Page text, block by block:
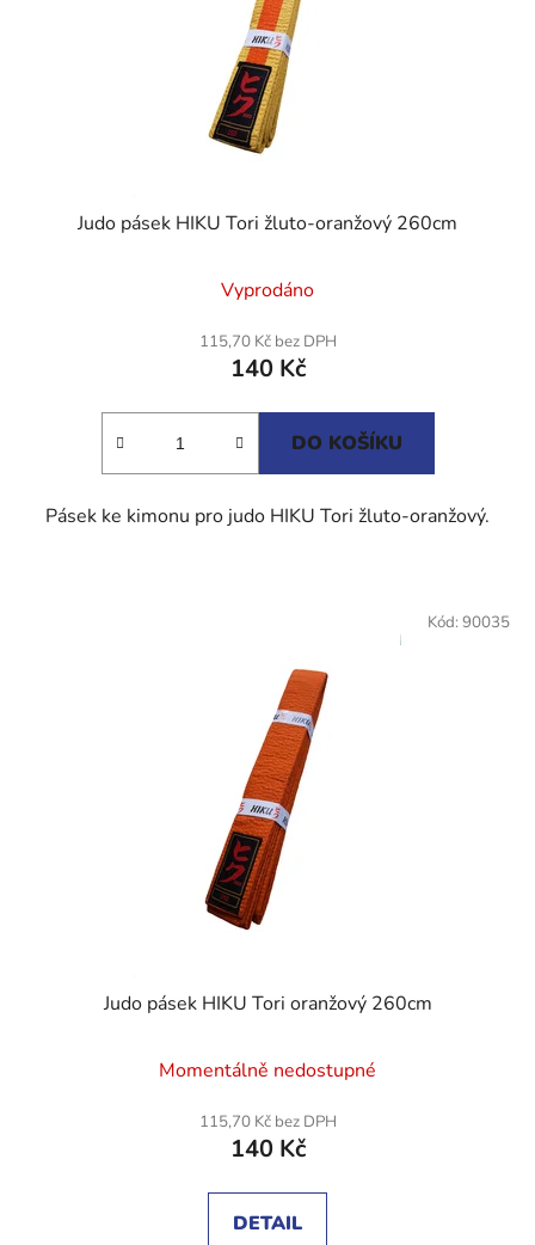
Judo pásek HIKU Tori žluto-oranžový 260cm
hodnocení
produktu
je
Vyprodáno
115,70 Kč bez DPH
140 Kč
DO KOŠÍKU
Pásek ke kimonu pro judo HIKU Tori žluto-oranžový.
Judo pásek HIKU Tori oranžový 260cm
hodnocení
produktu
je
z
Momentálně nedostupné
115,70 Kč bez DPH
140 Kč
DETAIL
Kód: 90035